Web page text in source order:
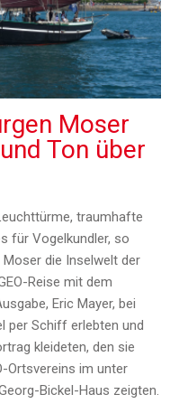
Moser
Ton über
traumhafte
für Vogelkundler, so
die Inselwelt der
Reise mit dem
Eric Mayer, bei
per Schiff erlebten und
kleideten, den sie
Ortsvereins im unter
Bickel-Haus zeigten.